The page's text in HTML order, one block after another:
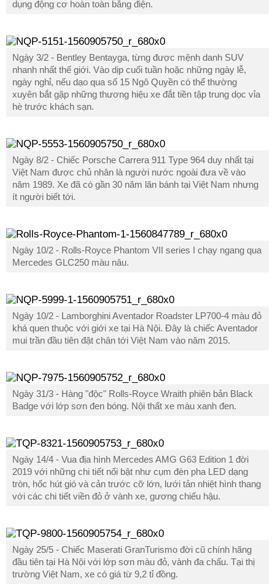
dụng động cơ hoàn toàn bằng điện.
Ngày 3/2 - Bentley Bentayga, từng được mệnh danh SUV
nhanh nhất thế giới. Vào dịp cuối tuần hoặc những ngày lễ,
ngày nghỉ, nếu dạo qua số 15 Ngô Quyền có thể thường
xuyên bắt gặp những thương hiệu xe đắt tiền tập trung dọc vỉa
hè trước khách sạn.
Ngày 8/2 - Chiếc Porsche Carrera 911 Type 964 duy nhất tại
Việt Nam được chủ nhân là người nước ngoài đưa về vào
năm 1989. Xe đã có gần 30 năm lăn bánh tại Việt Nam nhưng
ít người biết tới.
Ngày 10/2 - Rolls-Royce Phantom VII series I chạy ngang qua
Mercedes GLC250 màu nâu.
Ngày 10/2 - Lamborghini Aventador Roadster LP700-4 màu đỏ
khá quen thuộc với giới xe tại Hà Nội. Đây là chiếc Aventador
mui trần đầu tiên đặt chân tới Việt Nam vào năm 2015.
Ngày 31/3 - Hàng "độc" Rolls-Royce Wraith phiên bản Black
Badge với lớp sơn đen bóng. Nội thất xe màu xanh đen.
Ngày 14/4 - Vua địa hình Mercedes AMG G63 Edition 1 đời
2019 với những chi tiết nổi bật như cụm đèn pha LED dạng
tròn, hốc hút gió và cản trước cỡ lớn, lưới tản nhiệt hình thang
với các chi tiết viền đỏ ở vành xe, gương chiếu hậu.
Ngày 25/5 - Chiếc Maserati GranTurismo đời cũ chính hãng
đầu tiên tại Hà Nội với lớp sơn màu đỏ, vành đa chấu. Tại thị
trường Việt Nam, xe có giá từ 9,2 tỉ đồng.